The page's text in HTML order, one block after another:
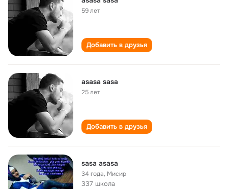
59 лет
Добавить в друзья
asasa sasa
25 лет
Добавить в друзья
sasa asasa
34 года, Мисир
337 школа